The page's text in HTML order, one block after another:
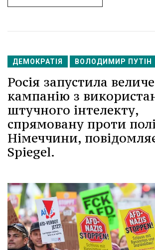
ДЕМОКРАТІЯ ВОЛОДИМИР ПУТІН
Росія запустила
кампанію з
штучного інтелекту,
спрямовану проти
Німеччини,
Spiegel.